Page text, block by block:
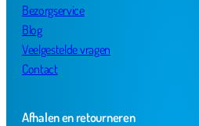
Bezorgservice
Blog
Veelgestelde vragen
Contact
Afhalen en retourneren